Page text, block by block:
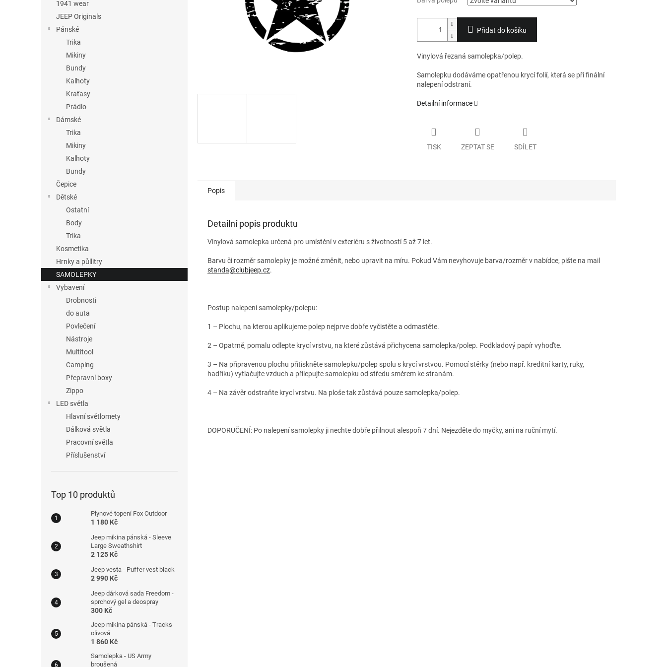
1941 wear
JEEP Originals
Pánské
Trika
Mikiny
Bundy
Kalhoty
Kraťasy
Prádlo
Dámské
Trika
Mikiny
Kalhoty
Bundy
Čepice
Dětské
Ostatní
Body
Trika
Kosmetika
Hrnky a půllitry
SAMOLEPKY
Vybavení
Drobnosti
do auta
Povlečení
Nástroje
Multitool
Camping
Přepravní boxy
Zippo
LED světla
Hlavní světlomety
Dálková světla
Pracovní světla
Příslušenství
Top 10 produktů
Plynové topení Fox Outdoor
1 180 Kč
Jeep mikina pánská - Sleeve
Large Sweathshirt
2 125 Kč
Jeep vesta - Puffer vest black
2 990 Kč
Jeep dárková sada Freedom -
sprchový gel a deospray
300 Kč
Jeep mikina pánská - Tracks
olivová
1 860 Kč
Samolepka - US Army
broušená
Přidat do košíku
Vinylová řezaná samolepka/polep.
Samolepku dodáváme opatřenou krycí folií, která se při finální
nalepení odstraní.
Detailní informace
TISK ZEPTAT SE SDÍLET
Popis
Detailní popis produktu
Vinylová samolepka určená pro umístění v exteriéru s životností 5 až 7 let.
Barvu či rozměr samolepky je možné změnit, nebo upravit na míru. Pokud Vám nevyhovuje barva/rozměr v nabídce, pište na mail
standa@clubjeep.cz.
Postup nalepení samolepky/polepu:
1 – Plochu, na kterou aplikujeme polep nejprve dobře vyčistěte a odmastěte.
2 – Opatrně, pomalu odlepte krycí vrstvu, na které zůstává přichycena samolepka/polep. Podkladový papír vyhoďte.
3 – Na připravenou plochu přitiskněte samolepku/polep spolu s krycí vrstvou. Pomocí stěrky (nebo např. kreditní karty, ruky,
hadříku) vytlačujte vzduch a přilepujte samolepku od středu směrem ke stranám.
4 – Na závěr odstraňte krycí vrstvu. Na ploše tak zůstává pouze samolepka/polep.
DOPORUČENÍ: Po nalepení samolepky ji nechte dobře přilnout alespoň 7 dní. Nejezděte do myčky, ani na ruční mytí.